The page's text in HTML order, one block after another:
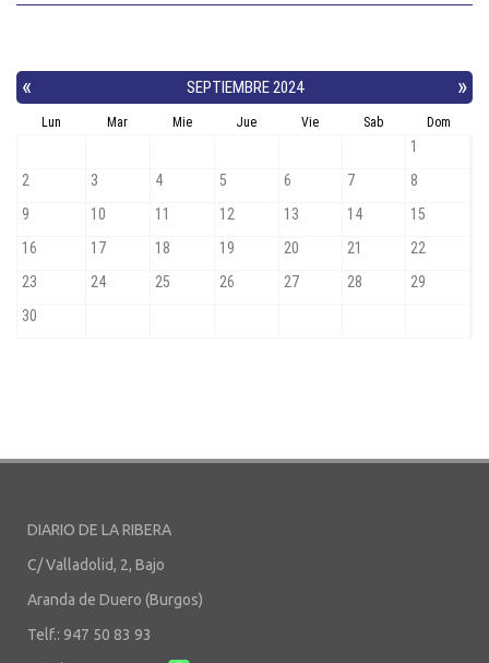
DIARIO DE LA RIBERA
C/ Valladolid, 2, Bajo
Aranda de Duero (Burgos)
Telf.: 947 50 83 93